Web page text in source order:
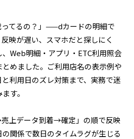
ってるの？」——dカードの明細で
映が遅い、スマホだと探しにく
Web明細・アプリ・ETC利用照会
めました。ご利用店名の表示例や
利用日のズレ対策まで、実務で迷
す。
上データ到着→確定」の順で反映
関係で数日のタイムラグが生じる